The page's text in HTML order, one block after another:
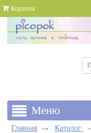
Корзина
Главная Каталог